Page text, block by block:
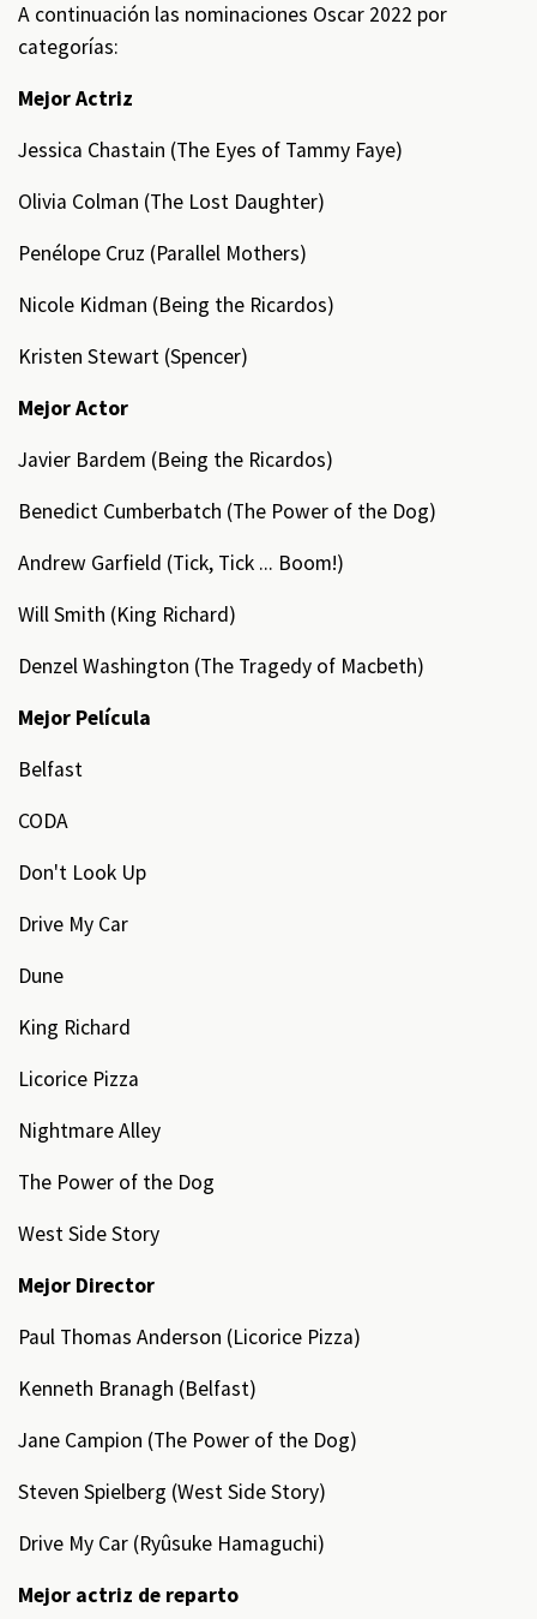
A continuación las nominaciones Oscar 2022 por
categorías:
Mejor Actriz
Jessica Chastain (The Eyes of Tammy Faye)
Olivia Colman (The Lost Daughter)
Penélope Cruz (Parallel Mothers)
Nicole Kidman (Being the Ricardos)
Kristen Stewart (Spencer)
Mejor Actor
Javier Bardem (Being the Ricardos)
Benedict Cumberbatch (The Power of the Dog)
Andrew Garfield (Tick, Tick ... Boom!)
Will Smith (King Richard)
Denzel Washington (The Tragedy of Macbeth)
Mejor Película
Belfast
CODA
Don't Look Up
Drive My Car
Dune
King Richard
Licorice Pizza
Nightmare Alley
The Power of the Dog
West Side Story
Mejor Director
Paul Thomas Anderson (Licorice Pizza)
Kenneth Branagh (Belfast)
Jane Campion (The Power of the Dog)
Steven Spielberg (West Side Story)
Drive My Car (Ryûsuke Hamaguchi)
Mejor actriz de reparto